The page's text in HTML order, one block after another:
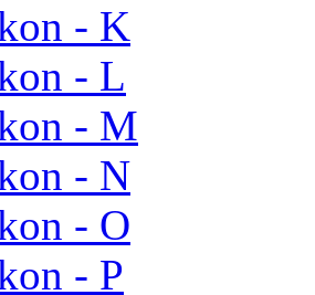
- K
- L
- M
- N
- O
- P